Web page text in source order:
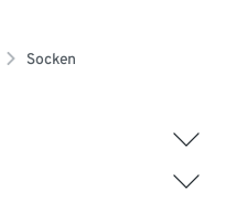
Socken